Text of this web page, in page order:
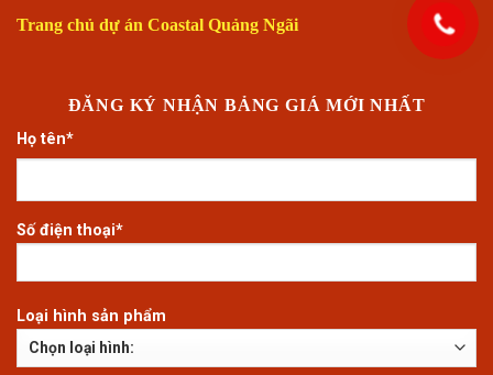
Trang chủ dự án Coastal Quảng Ngãi
ĐĂNG KÝ NHẬN BẢNG GIÁ MỚI NHẤT
Họ tên*
Số điện thoại*
Loại hình sản phẩm